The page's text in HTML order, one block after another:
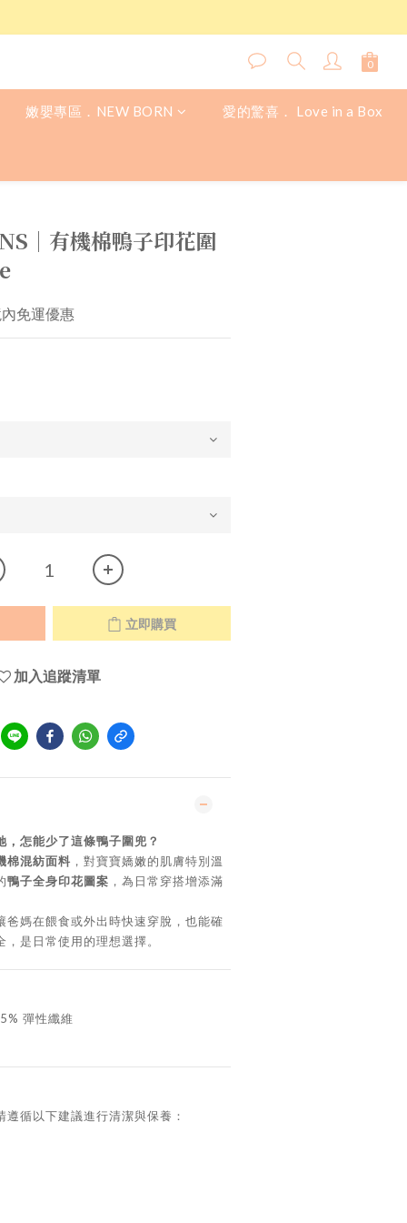
嫩嬰專區．NEW BORN 愛的驚喜． Love in a Box
有機棉鴨子印花圍
免運優惠
立即購買
加入追蹤清單
怎能少了這條鴨子圍兜？
棉混紡面料 ，對寶寶嬌嫩的肌膚特別溫
鴨子全身印花圖案 ，為日常穿搭增添滿
爸媽在餵食或外出時快速穿脫，也能確
是日常使用的理想選擇。
彈性纖維
循以下建議進行清潔與保養：